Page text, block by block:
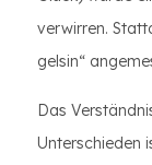
verwirren.
gelsin“
Das
Unterschieden